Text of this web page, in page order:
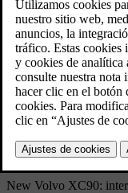
New
9/4/2024
Marcador
Compartir
Descargar
New Volvo XC90: